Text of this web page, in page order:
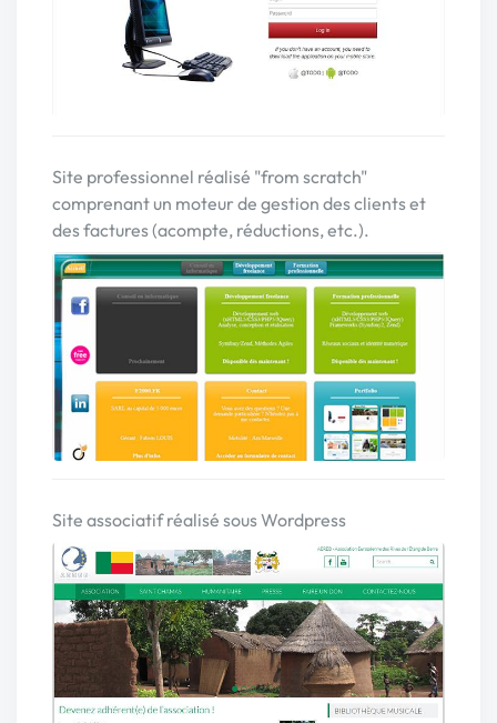
Site professionnel réalisé "from scratch"
comprenant un moteur de gestion des clients et
des factures (acompte, réductions, etc.).
Site associatif réalisé sous Wordpress